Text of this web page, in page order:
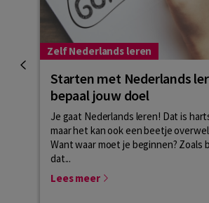
Zelf Nederlands leren
Starten met Nederlands
bepaal jouw doel
Je gaat Nederlands leren! Dat is
maar het kan ook een beetje
Want waar moet je beginnen? Zoals
dat...
Lees meer